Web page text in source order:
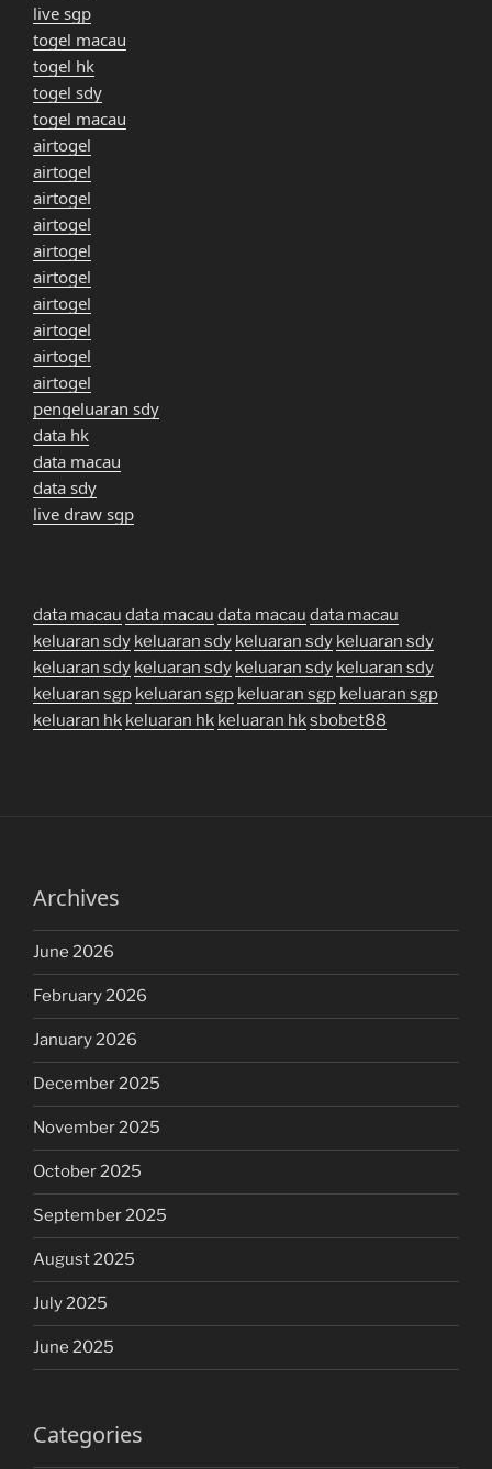
live sgp
togel macau
togel hk
togel sdy
togel macau
airtogel
airtogel
airtogel
airtogel
airtogel
airtogel
airtogel
airtogel
airtogel
airtogel
pengeluaran sdy
data hk
data macau
data sdy
live draw sgp
data macau data macau data macau data macau
keluaran sdy keluaran sdy keluaran sdy keluaran sdy
keluaran sdy keluaran sdy keluaran sdy keluaran sdy
keluaran sgp keluaran sgp keluaran sgp keluaran sgp
keluaran hk keluaran hk keluaran hksbobet88
Archives
June 2026
February 2026
January 2026
December 2025
November 2025
October 2025
September 2025
August 2025
July 2025
June 2025
Categories